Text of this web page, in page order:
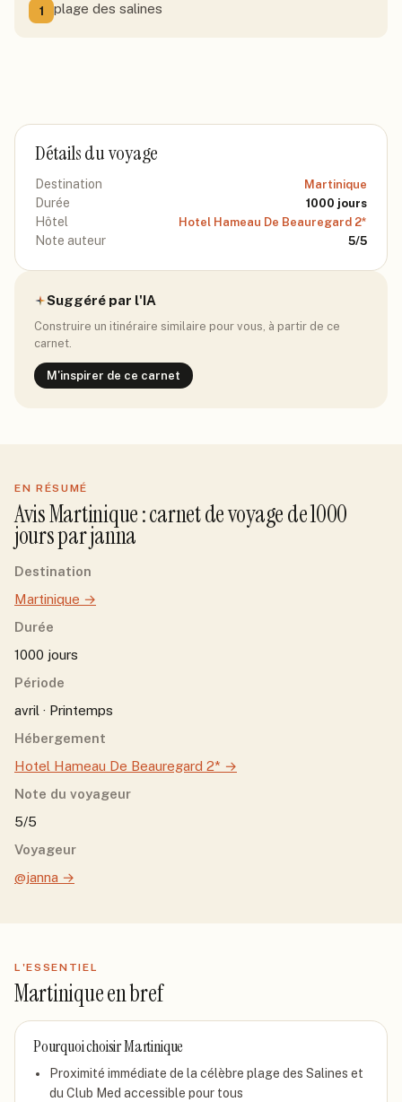
1 plage des salines
Détails du voyage
Destination Martinique
Durée 1000 jours
Hôtel Hotel Hameau De Beauregard 2*
Note auteur 5/5
Suggéré par l'IA
Construire un itinéraire similaire pour vous, à partir de ce
carnet.
M'inspirer de ce carnet
EN RÉSUMÉ
AvisMartinique: carnet de voyage de1000
joursparjanna
Destination
Martinique →
Durée
1000 jours
Période
avril · Printemps
Hébergement
Hotel Hameau De Beauregard 2* →
Note du voyageur
5/5
Voyageur
@janna →
L'ESSENTIEL
Martiniqueen bref
Pourquoi choisirMartinique
Proximité immédiate de la célèbre plage des Salines et
du Club Med accessible pour tous